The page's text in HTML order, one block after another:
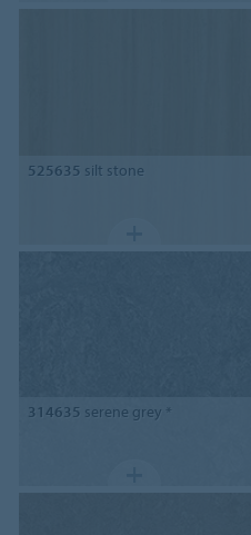
525635 silt stone
314635 serene grey *